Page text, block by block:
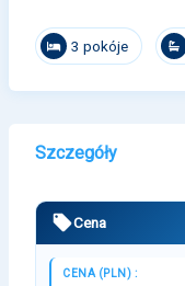
3 pokóje
Szczegóły
Cena
CENA (PLN) :